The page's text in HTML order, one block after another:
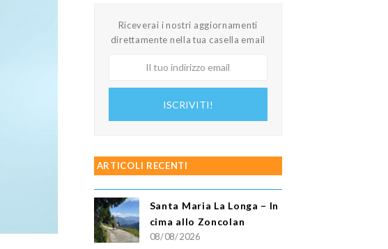
Riceverai i nostri aggiornamenti
direttamente nella tua casella email
ISCRIVITI!
ARTICOLI RECENTI
Santa Maria La Longa – In
cima allo Zoncolan
08/08/2026